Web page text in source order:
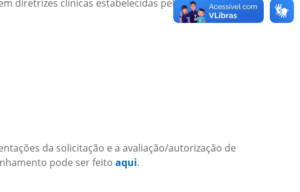
diretrizes clínicas estabelecidas pelo Ministério da
da solicitação e a avaliação/autorização de
pode ser feito aqui.